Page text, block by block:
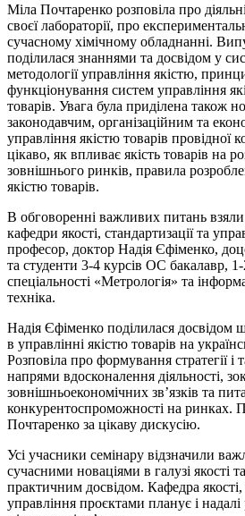
Міла Почтаренко розповіла про
своєї лабораторії, про
сучасному хімічному обладнанні.
поділилася знаннями та досвідом у
методології управління якістю,
функціонування систем управління
товарів. Увага була приділена також
законодавчим, організаційним та
управління якістю товарів провідної
цікаво, як впливає якість товарів на
зовнішнього ринків, правила
якістю товарів.
В обговоренні важливих питань взяли
кафедри якості, стандартизації та
професор, доктор Надія Єфіменко,
та студенти 3-4 курсів ОС бакалавр,
спеціальності «Метрологія» та
техніка.
Надія Єфіменко поділилася досвідом
в управлінні якістю товарів на
Розповіла про формування стратегії і
напрями вдосконалення діяльності,
зовнішньоекономічних зв’язків та
конкурентоспроможності на ринках.
Почтаренко за цікаву дискусію.
Усі учасники семінару відзначили
сучасними новаціями в галузі якості
практичним досвідом. Кафедра якості,
управління проєктами планує і